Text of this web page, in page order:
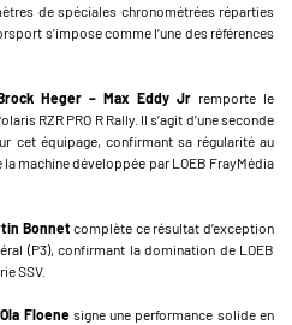
de spéciales chronométrées réparties
s’impose comme l’une des références
Heger – Max Eddy Jrremporte le
RZR PRO R Rally. Il s’agit d’une seconde
cet équipage, confirmant sa régularité au
machine développée par LOEB FrayMédia
Bonnetcomplète ce résultat d’exception
(P3), confirmant la domination de LOEB
SSV.
Floenesigne une performance solide en